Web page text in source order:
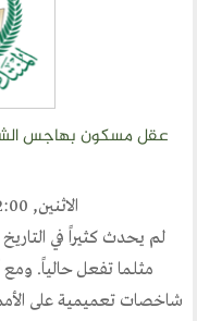
عقل مسكون بهاجس
الاثنين, December 9, 2013 - 02:00
لم يحدث كثيراً في
مثلما تفعل حالياً. ومع
شاخصات تعميمية على